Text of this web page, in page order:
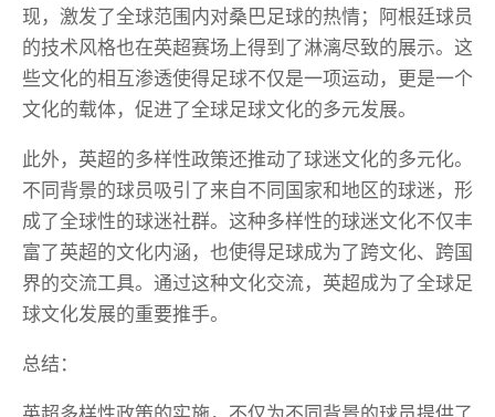
现，激发了全球范围内对桑巴足球的热情；阿根廷球员
的技术风格也在英超赛场上得到了淋漓尽致的展示。这
些文化的相互渗透使得足球不仅是一项运动，更是一个
文化的载体，促进了全球足球文化的多元发展。
此外，英超的多样性政策还推动了球迷文化的多元化。
不同背景的球员吸引了来自不同国家和地区的球迷，形
成了全球性的球迷社群。这种多样性的球迷文化不仅丰
富了英超的文化内涵，也使得足球成为了跨文化、跨国
界的交流工具。通过这种文化交流，英超成为了全球足
球文化发展的重要推手。
总结：